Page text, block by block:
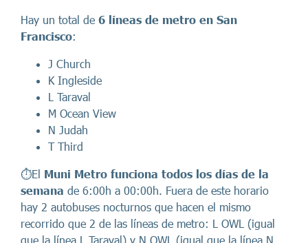
Hay un total de 6 líneas de metro en San
Francisco:
J Church
K Ingleside
L Taraval
M Ocean View
N Judah
T Third
⏱️El Muni Metro funciona todos los días de la
semana de 6:00h a 00:00h. Fuera de este horario
hay 2 autobuses nocturnos que hacen el mismo
recorrido que 2 de las líneas de metro: L OWL (igual
que la línea L Taraval) y N OWL (igual que la línea N